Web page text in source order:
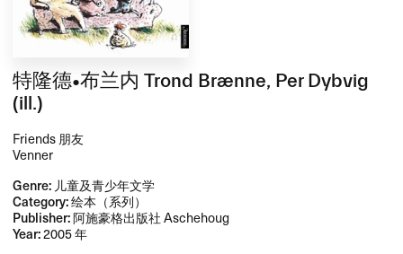
特隆德•布兰内 Trond Brænne, Per Dybvig
(ill.)
Friends 朋友
Venner
Genre: 儿童及青少年文学
Category:绘本（系列）
Publisher:阿施豪格出版社 Aschehoug
Year:2005 年